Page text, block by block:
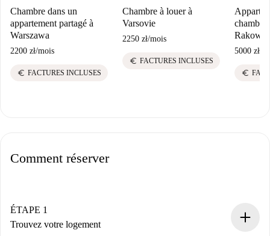
Chambre dans un
appartement partagé à
Warszawa
2200 zł/mois
euro FACTURES INCLUSES
Chambre à louer à
Varsovie
2250 zł/mois
euro FACTURES INCLUSES
5000 zł
euro
Comment réserver
ÉTAPE 1
Trouvez votre logement